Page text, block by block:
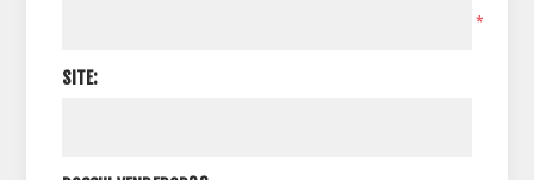
*
SITE: